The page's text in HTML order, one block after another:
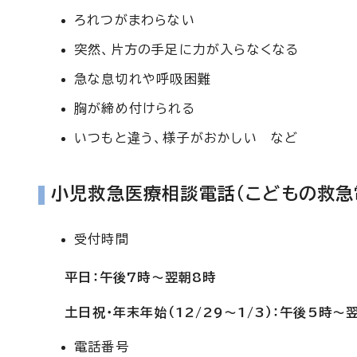
ろれつがまわらない
突然、片方の手足に力が入らなくなる
急な息切れや呼吸困難
胸が締め付けられる
いつもと違う、様子がおかしい など
小児救急医療相談電話（こどもの救急
受付時間
平日：午後7時～翌朝8時
土日祝・年末年始（12/29～1/3）：午後5時～
電話番号